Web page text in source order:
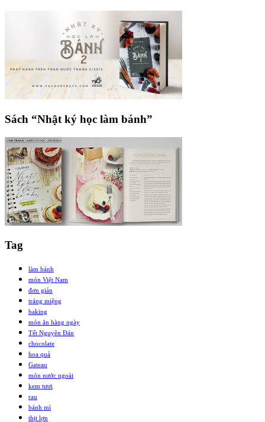
Sách “Nhật ký học làm bánh”
Tag
làm bánh
món Việt Nam
đơn giản
tráng miệng
baking
món ăn hàng ngày
Tết Nguyên Đán
chocolate
hoa quả
Gateau
món nước ngoài
kem tươi
rau
bánh mì
thịt lợn